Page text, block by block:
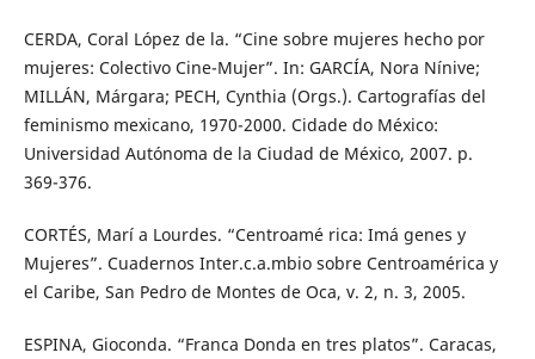
CERDA, Coral López de la. “Cine sobre mujeres hecho por
mujeres: Colectivo Cine-Mujer”. In: GARCÍA, Nora Nínive;
MILLÁN, Márgara; PECH, Cynthia (Orgs.). Cartografías del
feminismo mexicano, 1970-2000. Cidade do México:
Universidad Autónoma de la Ciudad de México, 2007. p.
369-376.
CORTÉS, Marí a Lourdes. “Centroamé rica: Imá genes y
Mujeres”. Cuadernos Inter.c.a.mbio sobre Centroamérica y
el Caribe, San Pedro de Montes de Oca, v. 2, n. 3, 2005.
ESPINA, Gioconda. “Franca Donda en tres platos”. Caracas,